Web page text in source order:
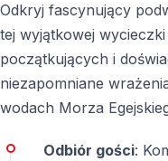
Nurkowanie w
atrakcja wakacyjna —
spokojnym i
Egejskiego.
dla początkujących
sprawiają, że jest to
Odkryj fascynujący
tej wyjątkowej
początkujących i
niezapomniane
wodach Morza
Odbiór gości: